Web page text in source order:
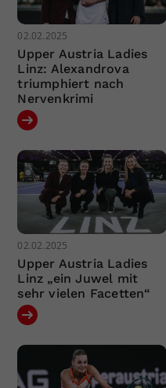
02.02.2025
Upper Austria Ladies
Linz: Alexandrova
triumphiert nach
Nervenkrimi
02.02.2025
Upper Austria Ladies
Linz „ein Juwel mit
sehr vielen Facetten“